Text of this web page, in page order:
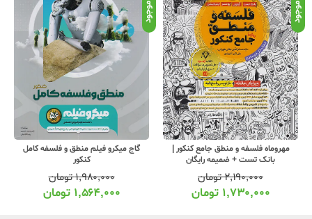
موجود
مهروماه فلسفه و منطق جامع کنکور |
بانک تست + ضمیمه رایگان
۲,۱۹۰,۰۰۰تومان
۱,۷۳۰,۰۰۰ تومان
موجود
گاج میکرو فیلم منطق و فلسفه کامل
کنکور
۱,۹۸۰,۰۰۰تومان
۱,۵۶۴,۰۰۰ تومان